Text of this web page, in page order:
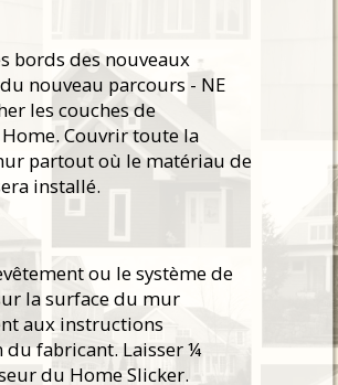
bords des nouveaux
nouveau parcours - NE
les couches de
Couvrir toute la
partout où le matériau de
installé.
ou le système de
la surface du mur
aux instructions
fabricant. Laisser ¼
du Home Slicker.